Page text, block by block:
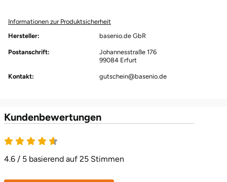
Informationen zur Produktsicherheit
Hersteller:
basenio.de GbR
Postanschrift:
Johannesstraße 176
99084 Erfurt
Kontakt: gutschein@basenio.de
Kundenbewertungen
4.6 von 5
4.6 / 5 basierend auf 25 Stimmen
Jerichower Land
Kempten
Kerken